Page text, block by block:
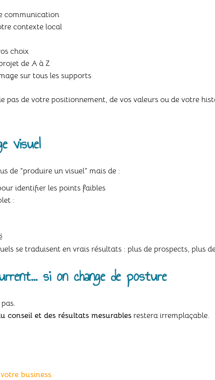
communication
contexte local
choix
de A à Z
sur tous les supports
pas de votre positionnement, de vos valeurs ou de votre
visuel
de “produire un visuel” mais de :
identifier les points faibles
:
se traduisent en vrais résultats : plus de prospects, plus
si on change de posture
conseil et des résultats mesurablesrestera irremplaçable.
business.